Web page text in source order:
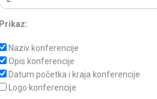
Prikaz:
Naziv konferencije
Opis konferencije
Datum početka i kraja konferencije
Logo konferencije